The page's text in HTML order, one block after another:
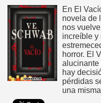
En El
novela de
nos
increíble y
horror. El
alucinante
hay
pérdidas
una